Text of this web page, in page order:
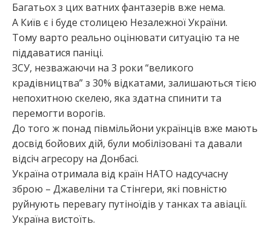
Багатьох з цих ватних фантазерів вже нема.
А Київ є і буде столицею Незалежної України.
Тому варто реально оцінювати ситуацію та не
піддаватися паніці.
ЗСУ, незважаючи на 3 роки “великого
крадівництва” з 30% відкатами, залишаються тією
непохитною скелею, яка здатна спинити та
перемогти ворогів.
До того ж понад півмільйони українців вже мають
досвід бойових дій, були мобілізовані та давали
відсіч агресору на Донбасі.
Україна отримала від країн НАТО надсучасну
зброю – Джавеліни та Стінгери, які повністю
руйнують перевагу путіноїдів у танках та авіації.
Україна вистоїть.